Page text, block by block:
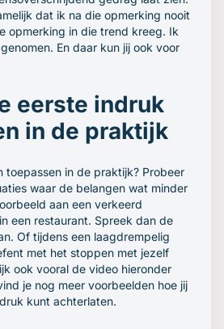
dat ik na die opmerking nooit
opmerking in die trend kreeg. Ik
En daar kun jij ook voor
eerste indruk
in de praktijk
toepassen in de praktijk? Probeer
waar de belangen wat minder
aan een verkeerd
een restaurant. Spreek dan de
Of tijdens een laagdrempelig
met het stoppen met jezelf
ook vooral de video hieronder
je nog meer voorbeelden hoe jij
kunt achterlaten.